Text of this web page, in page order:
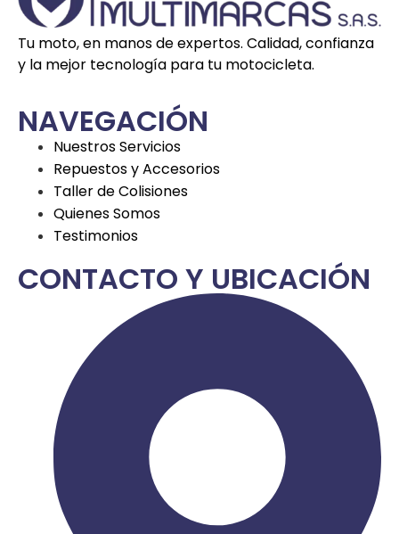
Tu moto, en manos de expertos. Calidad, confianza
y la mejor tecnología para tu motocicleta.
NAVEGACIÓN
Nuestros Servicios
Repuestos y Accesorios
Taller de Colisiones
Quienes Somos
Testimonios
CONTACTO Y UBICACIÓN